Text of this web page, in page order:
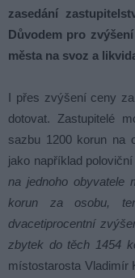
zasedání
Důvodem pro
města na svoz a
I přes zvýšení ceny
dotovat. Zastupitelé
sazbu 1200 korun na
jako například
na jednoho obyvatele
korun za osobu,
dvacetiprocentní
zbytek do těch 1454
místostarosta